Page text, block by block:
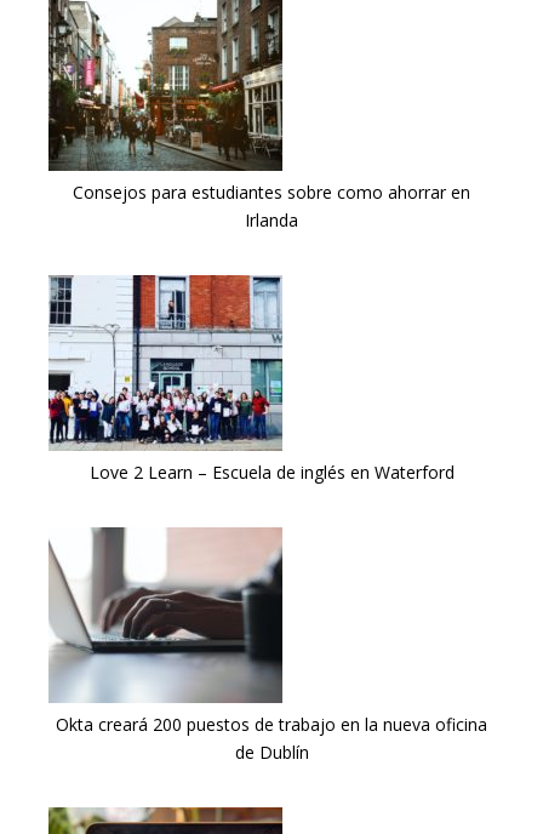
Consejos para estudiantes sobre como ahorrar en
Irlanda
Love 2 Learn – Escuela de inglés en Waterford
Okta creará 200 puestos de trabajo en la nueva oficina
de Dublín